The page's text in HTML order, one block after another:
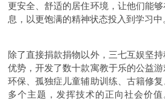
更安全、舒适的居住环境，让他们能
息，以更饱满的精神状态投入到学习中
除了直接捐款捐物以外，三七互娱坚
优势，开发了数十款寓教于乐的公益
环保、孤独症儿童辅助训练、古籍修
多个主题，发挥技术的正向社会价